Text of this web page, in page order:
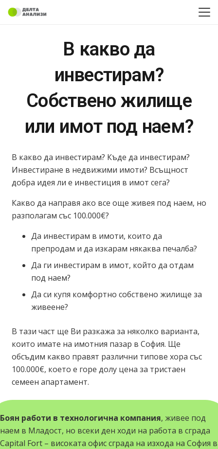
В какво да
инвестирам?
Собствено жилище
или имот под наем?
В какво да инвестирам? Къде да инвестирам?
Инвестиране в недвижими имоти? Всъщност
добра идея ли е инвестиция в имот сега?
Какво да направя ако все още живея под наем, но
разполагам със 100.000€?
Да инвестирам в имоти, които да
препродам и да изкарам някаква печалба?
Да ги инвестирам в имот, който да отдам
под наем?
Да си купя комфортно собствено жилище за
живеене?
В тази част ще Ви разкажа за няколко варианта,
които имате на имотния пазар в София. Ще
обсъдим какво правят различни типове хора със
100.000€, което е горе долу цена за тристаен
семеен апартамент.
Боян работи в технологична компания, живее под
наем в Младост, но всеки ден ходи на работа в сграда
Capital Fort – високата офис сграда на изхода на София в